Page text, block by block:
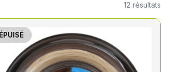
12 résultats
ÉPUISÉ